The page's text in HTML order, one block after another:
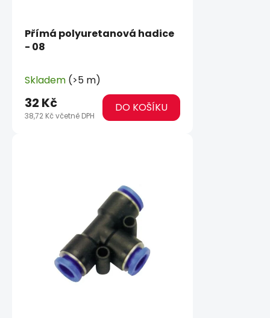
Přímá polyuretanová hadice
- 08
Skladem (>5 m)
38,72 Kč včetně DPH
32 Kč DO KOŠÍKU